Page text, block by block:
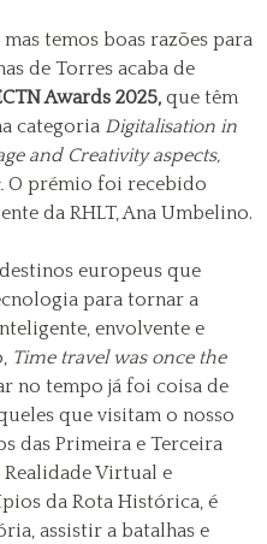
temos boas razões para
de Torres acaba de
Awards 2025, que têm
categoria Digitalisation in
and Creativity aspects,
O prémio foi recebido
da RHLT, Ana Umbelino.
europeus que
para tornar a
envolvente e
Time travel was once the
no tempo já foi coisa de
que visitam o nosso
das Primeira e Terceira
Realidade Virtual e
da Rota Histórica, é
assistir a batalhas e